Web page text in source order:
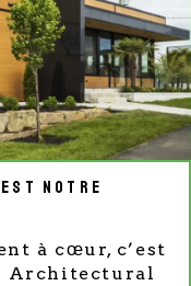
notre
à cœur, c’est
Architectural